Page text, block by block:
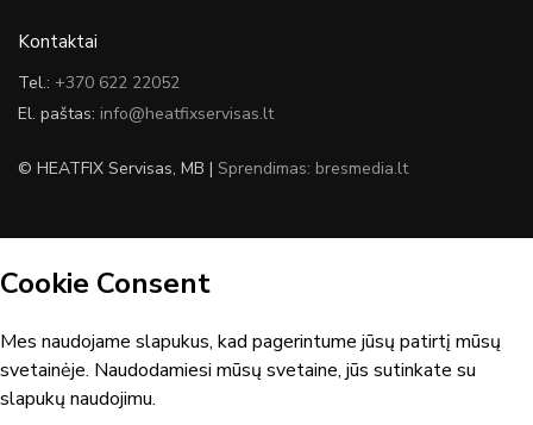
Kontaktai
Tel.: +370 622 22052
El. paštas: info@heatfixservisas.lt
© HEATFIX Servisas, MB | Sprendimas: bresmedia.lt